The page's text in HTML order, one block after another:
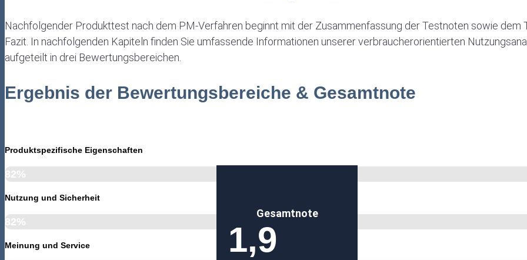
Nachfolgender Produkttest nach dem PM-Verfahren beginnt mit der Zusammenfassung der Testnoten sowie dem
Fazit. In nachfolgenden Kapiteln finden Sie umfassende Informationen unserer verbraucherorientierten
aufgeteilt in drei Bewertungsbereichen.
Ergebnis der Bewertungsbereiche & Gesamtnote
Produktspezifische Eigenschaften
82%
Nutzung und Sicherheit
82%
Meinung und Service
Gesamtnote
1,9